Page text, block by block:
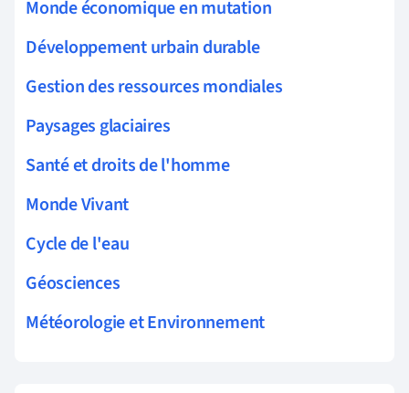
Monde économique en mutation
Développement urbain durable
Gestion des ressources mondiales
Paysages glaciaires
Santé et droits de l'homme
Monde Vivant
Cycle de l'eau
Géosciences
Météorologie et Environnement